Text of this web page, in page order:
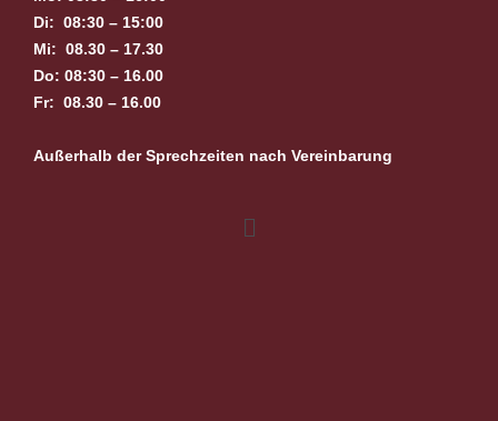
Di: 08:30 – 15:00
Mi: 08.30 – 17.30
Do: 08:30 – 16.00
Fr: 08.30 – 16.00
Außerhalb der Sprechzeiten nach Vereinbarung
Menü